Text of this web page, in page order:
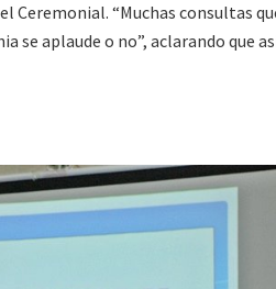
Ceremonial. “Muchas consultas
se aplaude o no”, aclarando que